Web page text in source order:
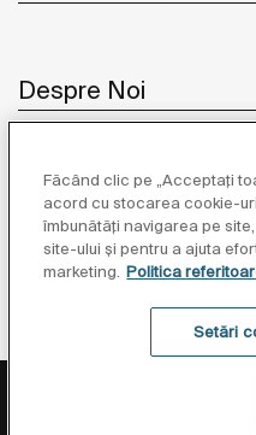
Despre Noi
Inspirație
Unde
Politica de Protecție a
Politica Referitoare La
Făcând clic pe „Acceptați
acord cu stocarea cookie-
îmbunătăți navigarea pe
site-ului și pentru a ajuta
marketing. Politica
Setări